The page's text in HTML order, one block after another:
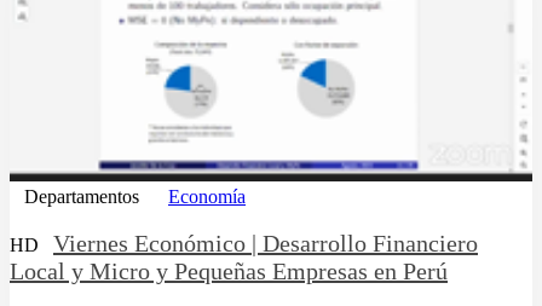
Departamentos Economía
HD
Viernes Económico | Desarrollo Financiero
Local y Micro y Pequeñas Empresas en Perú